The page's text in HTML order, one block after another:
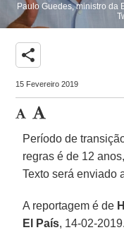
Paulo Guedes, ministro da
share
15 Fevereiro 2019
Período de
regras é de 12
Texto será enviado
A reportagem é de
El País, 14-02-2019.